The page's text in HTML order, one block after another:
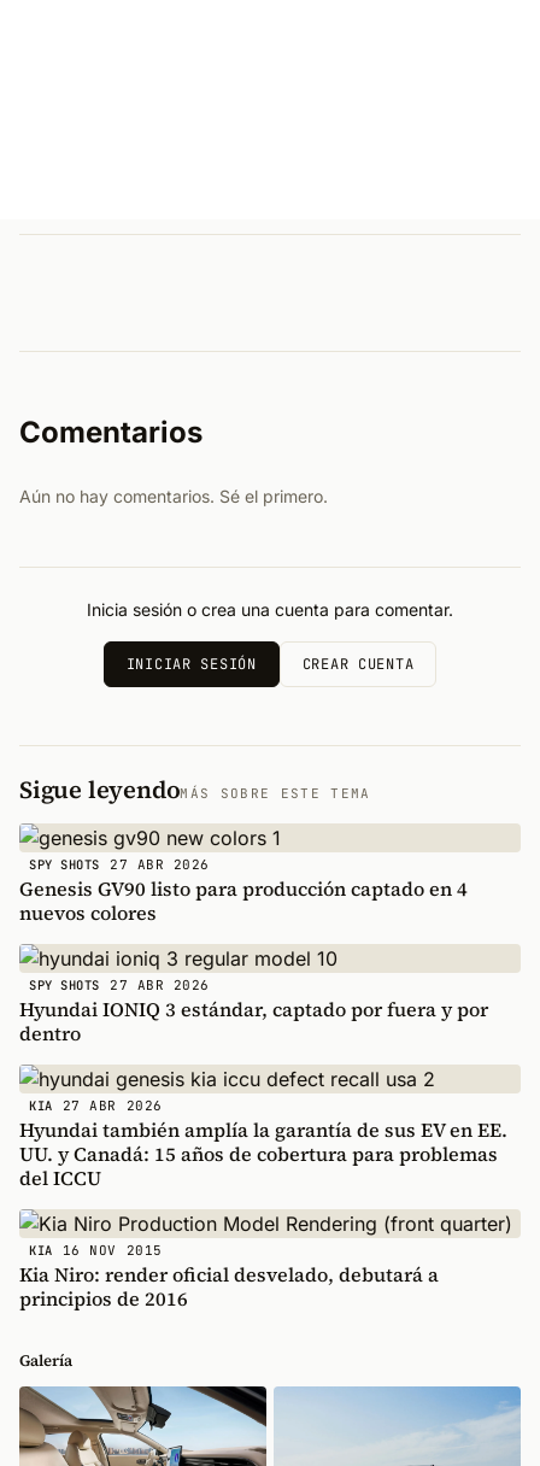
Comentarios
Aún no hay comentarios. Sé el primero.
Inicia sesión o crea una cuenta para comentar.
INICIAR SESIÓN CREAR CUENTA
Sigue leyendoMÁS SOBRE ESTE TEMA
SPY SHOTS 27 ABR 2026
Genesis GV90 listo para producción captado en 4
nuevos colores
SPY SHOTS 27 ABR 2026
Hyundai IONIQ 3 estándar, captado por fuera y por
dentro
KIA 27 ABR 2026
Hyundai también amplía la garantía de sus EV en EE.
UU. y Canadá: 15 años de cobertura para problemas
del ICCU
KIA 16 NOV 2015
Kia Niro: render oficial desvelado, debutará a
principios de 2016
Galería